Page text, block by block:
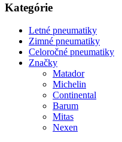
Kategórie
Letné pneumatiky
Zimné pneumatiky
Celoročné pneumatiky
Značky
Matador
Michelin
Continental
Barum
Mitas
Nexen